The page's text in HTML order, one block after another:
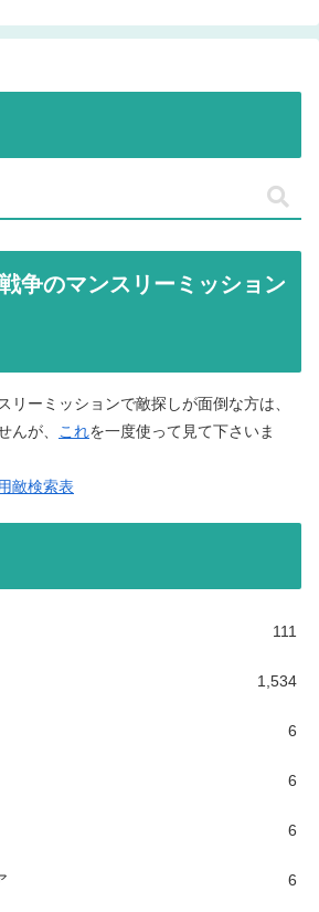
争のマンスリーミッション
リーミッションで敵探しが面倒な方は、
んが、 これを一度使って見て下さいま
敵検索表
111
1,534
6
6
6
6